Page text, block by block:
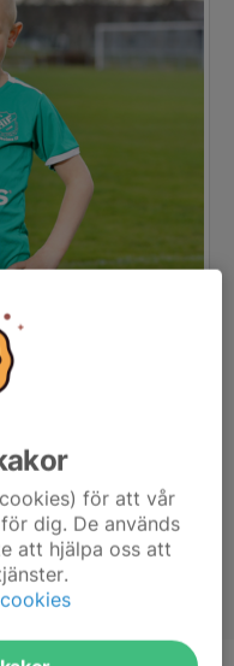
för att vår
dig. De används
att hjälpa oss att